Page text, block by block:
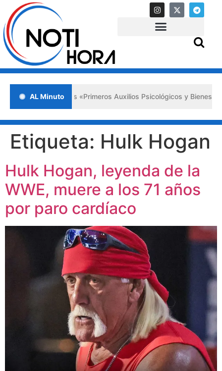
AL Minuto
en Lara impulsa los «Primeros Auxilios Psicológicos y Bienestar
Etiqueta: Hulk Hogan
Hulk Hogan, leyenda de la
WWE, muere a los 71 años
por paro cardíaco